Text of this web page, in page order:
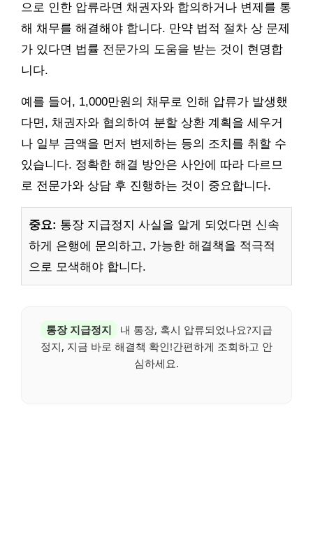
으로 인한 압류라면 채권자와 합의하거나 변제를 통
해 채무를 해결해야 합니다. 만약 법적 절차 상 문제
가 있다면 법률 전문가의 도움을 받는 것이 현명합
니다.
예를 들어, 1,000만원의 채무로 인해 압류가 발생했
다면, 채권자와 협의하여 분할 상환 계획을 세우거
나 일부 금액을 먼저 변제하는 등의 조치를 취할 수
있습니다. 정확한 해결 방안은 사안에 따라 다르므
로 전문가와 상담 후 진행하는 것이 중요합니다.
중요: 통장 지급정지 사실을 알게 되었다면 신속
하게 은행에 문의하고, 가능한 해결책을 적극적
으로 모색해야 합니다.
통장 지급정지
내 통장, 혹시 압류되었나요?지급
정지, 지금 바로 해결책 확인!간편하게 조회하고 안
심하세요.